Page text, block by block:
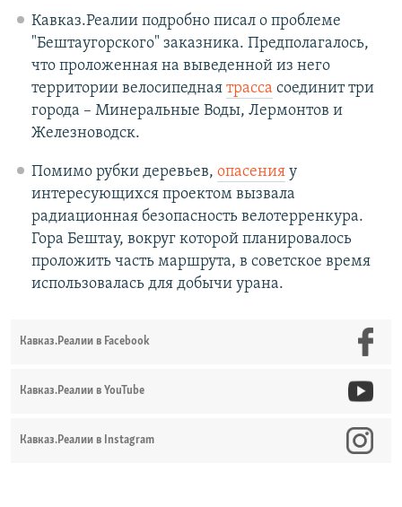
Кавказ.Реалии подробно писал о проблеме
"Бештаугорского" заказника. Предполагалось,
что проложенная на выведенной из него
территории велосипедная трасса соединит три
города – Минеральные Воды, Лермонтов и
Железноводск.
Помимо рубки деревьев, опасенияу
интересующихся проектом вызвала
радиационная безопасность велотерренкура.
Гора Бештау, вокруг которой планировалось
проложить часть маршрута, в советское время
использовалась для добычи урана.
Кавказ.Реалии в Facebook
Кавказ.Реалии в YouTube
Кавказ.Реалии в Instagram